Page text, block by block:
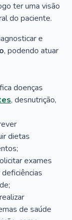
ter uma visão
do paciente.
e
, podendo atuar
doenças
, desnutrição,
dietas
exames
de saúde